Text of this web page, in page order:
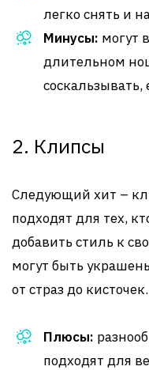
легко снять и
Минусы: могут
длительном
2. Клипсы
Следующий хит –
подходят для тех,
добавить стиль к
могут быть
от страз до кисточек.
Плюсы:
подходят для